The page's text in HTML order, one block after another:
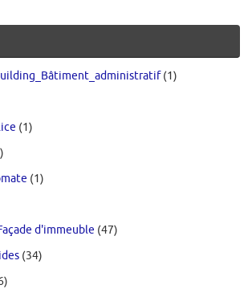
(1)
(1)
(1)
d'immeuble (47)
(34)